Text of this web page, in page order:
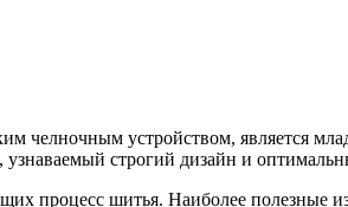
челночным устройством, является
строгий дизайн и
процесс шитья. Наиболее полезные